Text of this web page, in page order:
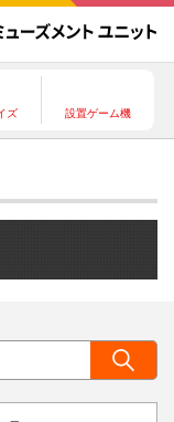
ズ 設置ゲーム機